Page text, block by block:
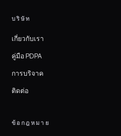
บริษัท
เกี่ยวกับเรา
คู่มือ PDPA
การบริจาค
ติดต่อ
ข้อกฎหมาย